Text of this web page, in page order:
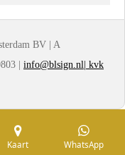
BV | A
| info@blsign.nl| kvk
Kaart WhatsApp